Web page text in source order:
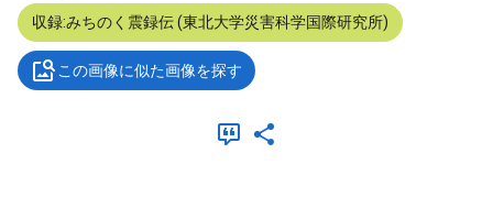
収録:みちのく震録伝 (東北大学災害科学国際研究所)
この画像に似た画像を探す